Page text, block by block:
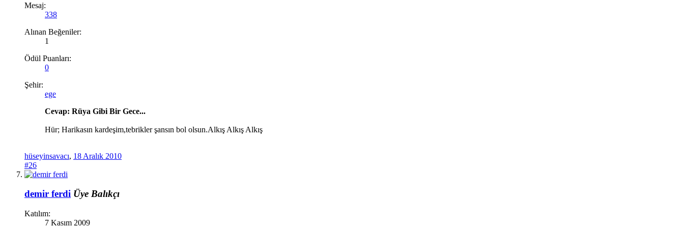
Mesaj:
338
Alınan Beğeniler:
1
Ödül Puanları:
0
Şehir:
ege
Cevap: Rüya Gibi Bir Gece...
Hür; Harikasın kardeşim,tebrikler şansın bol olsun.Alkış Alkış Alkış
hüseyinsavacı, 18 Aralık 2010
#26
demir ferdi Üye Balıkçı
Katılım:
7 Kasım 2009